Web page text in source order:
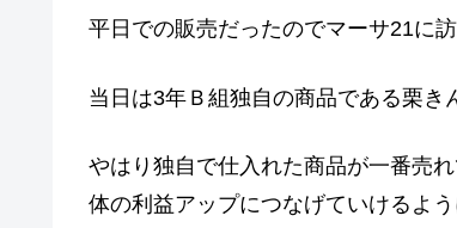
平日での販売だったのでマーサ21に
当日は3年Ｂ組独自の商品である栗き
やはり独自で仕入れた商品が一番売
体の利益アップにつなげていけるよう